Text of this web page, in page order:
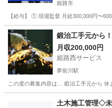
姫路市
【給与】 ① 現場監督 月給300,000円〜
兵庫 姫路市 その他 防水工事
鍛治工手元から
月収200,000円
姫路西サービス
夢前川駅
この度の募集内容は… 鍛治工手元から 休
夢前川駅 その他
土木施工管理◇